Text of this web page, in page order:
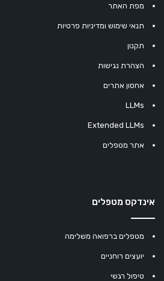
מפת האתר
תנאי שימוש ומדיניות פרטיות
תקנון
הצהרת נגישות
אחסון אתרים
LLMs
Extended LLMs
אתר מטפלים
אינדקס מטפלים
מטפלים ברפואה משלימה
יועצים רוחניים
טיפול רגשי